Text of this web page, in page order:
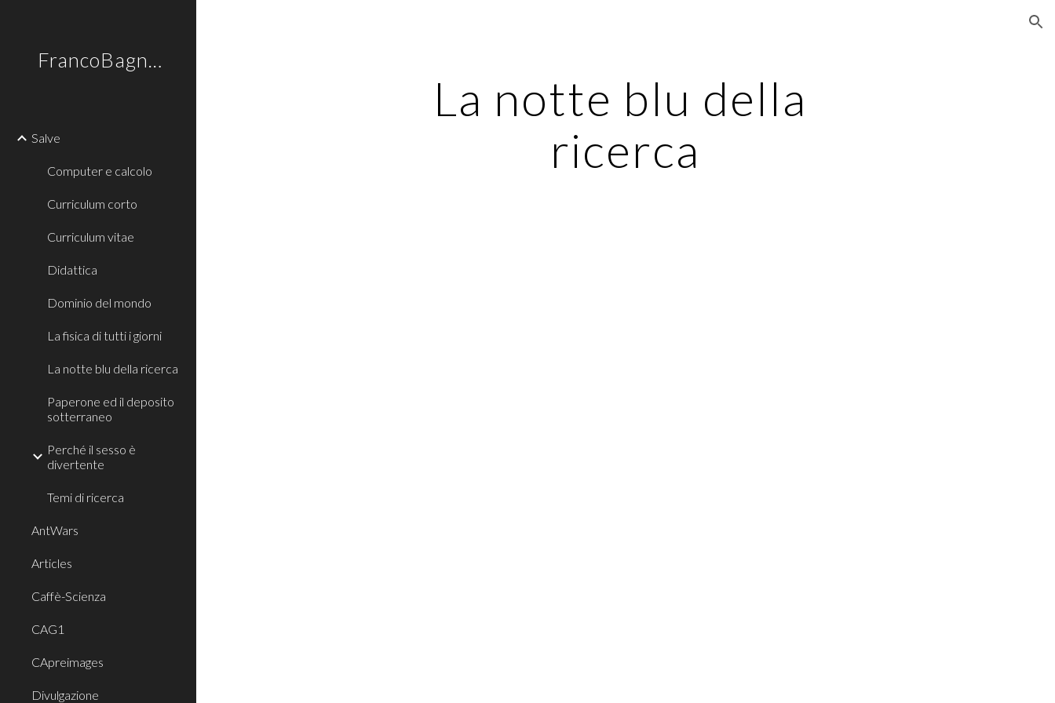
FrancoBagnoli
Salve
Computer e calcolo
Curriculum corto
Curriculum vitae
Didattica
Dominio del mondo
La fisica di tutti i giorni
La notte blu della ricerca
Paperone ed il deposito
sotterraneo
Perché il sesso è
divertente
Temi di ricerca
AntWars
Articles
Caffè-Scienza
CAG1
CApreimages
Divulgazione
La notte blu della
ricerca